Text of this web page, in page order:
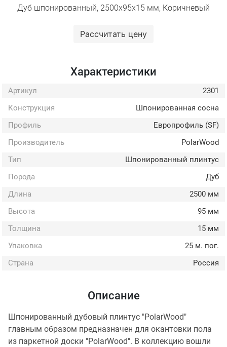
Дуб шпонированный, 2500х95х15 мм, Коричневый
Рассчитать цену
Характеристики
Артикул
2301
Конструкция
Шпонированная сосна
Профиль
Европрофиль (SF)
Производитель
PolarWood
Тип
Шпонированный плинтус
Порода
Дуб
Длина
2500 мм
Высота
95 мм
Толщина
15 мм
Упаковка
25 м. пог.
Страна
Россия
Описание
Шпонированный дубовый плинтус "PolarWood"
главным образом предназначен для окантовки пола
из паркетной доски "PolarWood". В коллекцию вошли